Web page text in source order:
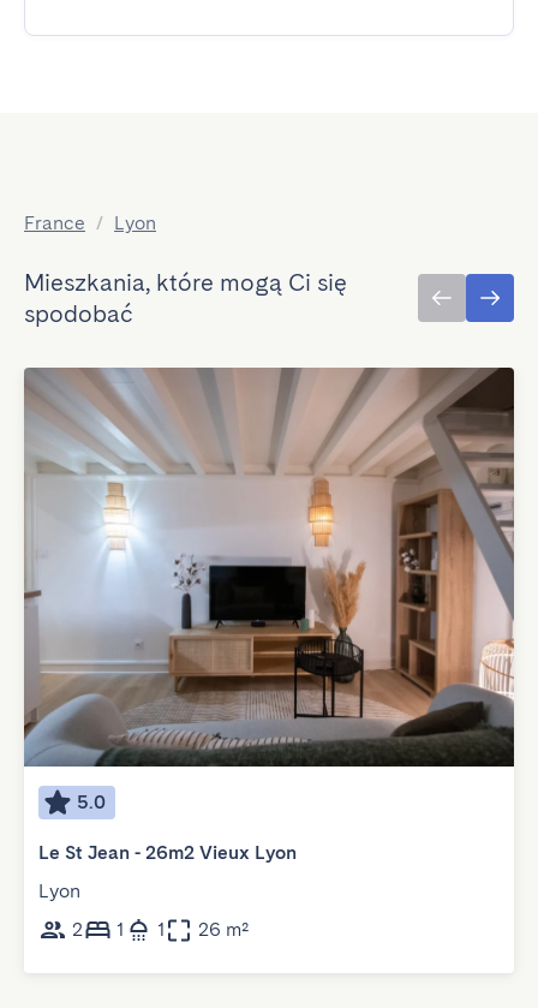
France / Lyon
Mieszkania, które mogą Ci się
spodobać
5.0
Le St Jean - 26m2 Vieux Lyon
Lyon
2
1 1 26 m²